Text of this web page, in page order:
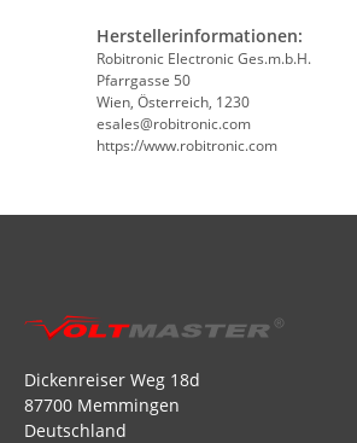
Herstellerinformationen:
Robitronic Electronic Ges.m.b.H.
Pfarrgasse 50
Wien, Österreich, 1230
esales@robitronic.com
https://www.robitronic.com
Dickenreiser Weg 18d
87700 Memmingen
Deutschland